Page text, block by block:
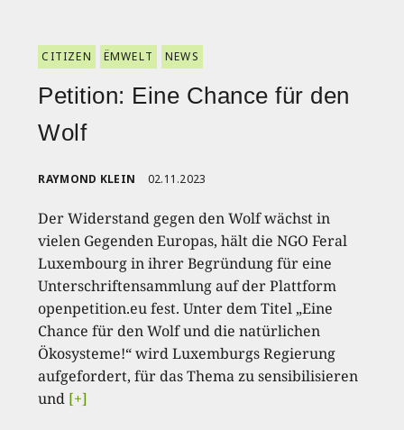
CITIZEN ËMWELT NEWS
Petition: Eine Chance für den
Wolf
RAYMOND KLEIN 02.11.2023
Der Widerstand gegen den Wolf wächst in
vielen Gegenden Europas, hält die NGO Feral
Luxembourg in ihrer Begründung für eine
Unterschriftensammlung auf der Plattform
openpetition.eu fest. Unter dem Titel „Eine
Chance für den Wolf und die natürlichen
Ökosysteme!“ wird Luxemburgs Regierung
aufgefordert, für das Thema zu sensibilisieren
und [+]